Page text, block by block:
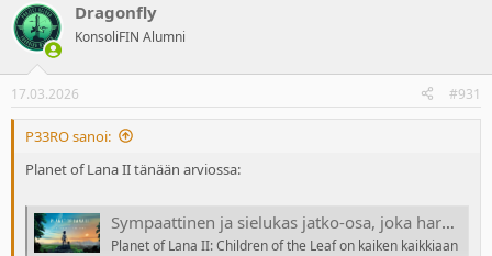
c
t
i
s
:
Dragonfly
KonsoliFIN Alumni
17.03.2026 #931
P33RO sanoi:
Planet of Lana II tänään arviossa:
Sympaattinen ja sielukas jatko-osa, joka harmittavasti tuntuu enemmänkin jonkun uuden pohjustukselta kuin itsenäiseltä osalta
Planet of Lana II: Children of the Leaf on kaiken kaikkiaan